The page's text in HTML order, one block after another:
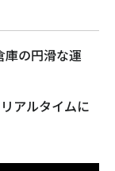
の円滑な運
アルタイムに